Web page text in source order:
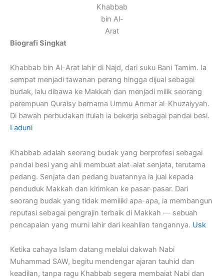
Khabbab
bin Al-
Arat
Biografi Singkat
Khabbab bin Al-Arat lahir di Najd, dari suku Bani Tamim. Ia
sempat menjadi tawanan perang hingga dijual sebagai
budak, lalu dibawa ke Makkah dan menjadi milik seorang
perempuan Quraisy bernama Ummu Anmar al-Khuzaiyyah.
Di bawah perbudakan itulah ia bekerja sebagai pandai besi.
Laduni
Khabbab adalah seorang budak yang berprofesi sebagai
pandai besi yang ahli membuat alat-alat senjata, terutama
pedang. Senjata dan pedang buatannya ia jual kepada
penduduk Makkah dan kirimkan ke pasar-pasar. Dari
seorang budak yang tidak memiliki apa-apa, ia membangun
reputasi sebagai pengrajin terbaik di Makkah — sebuah
pencapaian yang murni lahir dari keahlian tangannya. Usk
Ketika cahaya Islam datang melalui dakwah Nabi
Muhammad SAW, begitu mendengar ajaran tauhid dan
keadilan, tanpa ragu Khabbab segera membaiat Nabi dan